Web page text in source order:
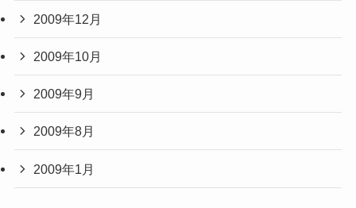
2009年12月
2009年10月
2009年9月
2009年8月
2009年1月